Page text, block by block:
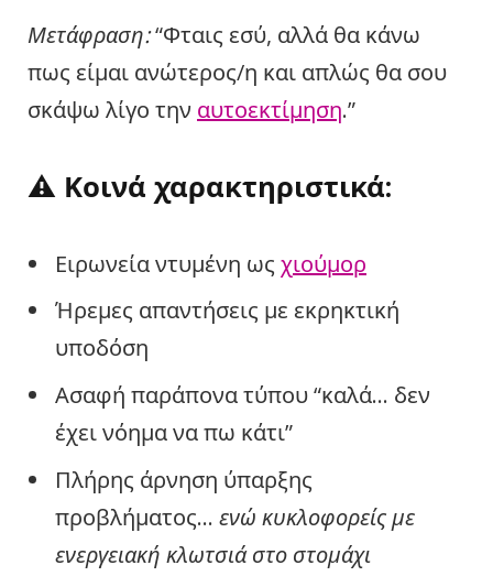
Μετάφραση:“Φταις εσύ, αλλά θα κάνω
πως είμαι ανώτερος/η και απλώς θα σου
σκάψω λίγο την αυτοεκτίμηση.”
⚠️ Κοινά χαρακτηριστικά:
Ειρωνεία ντυμένη ως χιούμορ
Ήρεμες απαντήσεις με εκρηκτική
υποδόση
Ασαφή παράπονα τύπου “καλά… δεν
έχει νόημα να πω κάτι”
Πλήρης άρνηση ύπαρξης
προβλήματος… ενώ κυκλοφορείς με
ενεργειακή κλωτσιά στο στομάχι